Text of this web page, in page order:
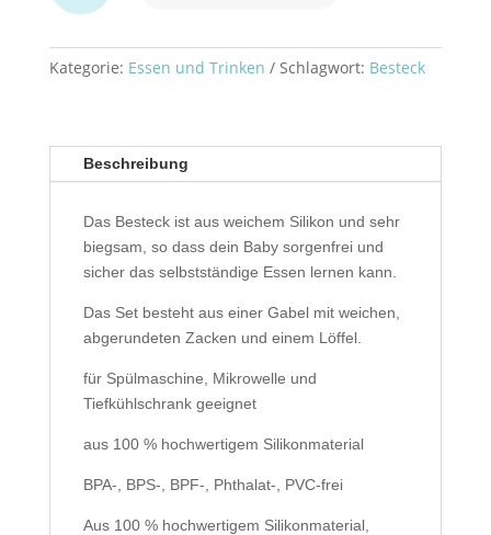
Ozean
Kategorie: Essen und Trinken Schlagwort: Besteck
Beschreibung
Das Besteck ist aus weichem Silikon und sehr
biegsam, so dass dein Baby sorgenfrei und
sicher das selbstständige Essen lernen kann.
Das Set besteht aus einer Gabel mit weichen,
abgerundeten Zacken und einem Löffel.
für Spülmaschine, Mikrowelle und
Tiefkühlschrank geeignet
aus 100 % hochwertigem Silikonmaterial
BPA-, BPS-, BPF-, Phthalat-, PVC-frei
Aus 100 % hochwertigem Silikonmaterial,